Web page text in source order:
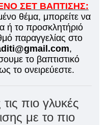
ΣΕΤ ΒΑΠΤΙΣΗΣ:
θέμα, μπορείτε να
ή το προσκλητήριό
παραγγελίας στο
,
το βαπτιστικό
το ονειρεύεστε.
πιο γλυκές
με το πιο